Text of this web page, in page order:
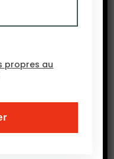
déclenche des
propres au